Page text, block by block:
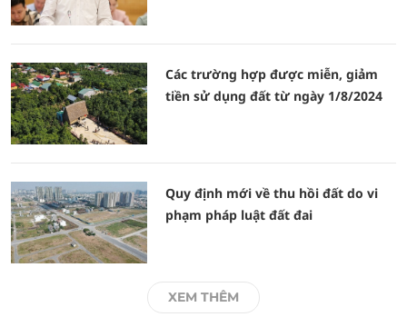
Các trường hợp được miễn, giảm
tiền sử dụng đất từ ngày 1/8/2024
Quy định mới về thu hồi đất do vi
phạm pháp luật đất đai
XEM THÊM